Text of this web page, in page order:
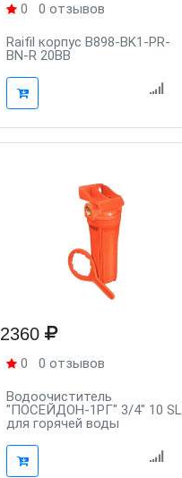
0 0 отзывов
Raifil корпус B898-BK1-PR-
BN-R 20BB
2360
0 0 отзывов
Водоочиститель
"ПОСЕЙДОН-1РГ" 3/4" 10 SL
для горячей воды